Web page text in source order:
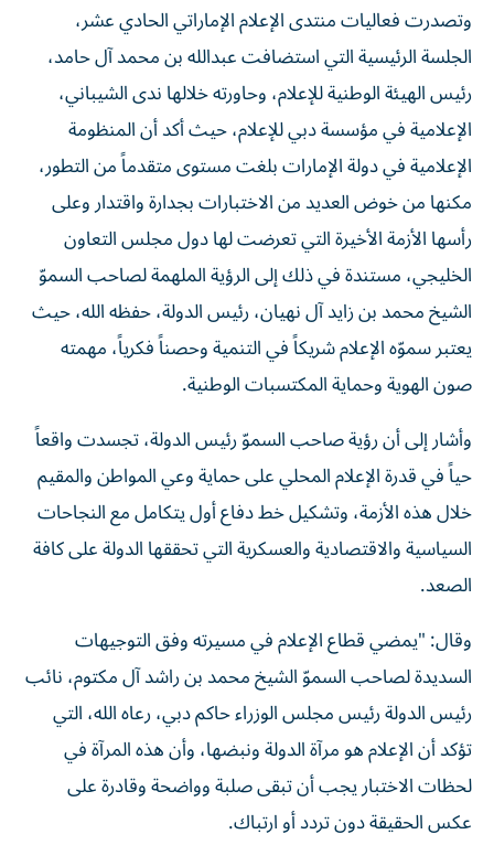
وتصدرت فعاليات منتدى الإعلام الإماراتي الحادي عشر،
الجلسة الرئيسية التي استضافت عبدالله بن محمد آل حامد،
رئيس الهيئة الوطنية للإعلام، وحاورته خلالها ندى الشيباني،
الإعلامية في مؤسسة دبي للإعلام، حيث أكد أن المنظومة
الإعلامية في دولة الإمارات بلغت مستوى متقدماً من التطور،
مكنها من خوض العديد من الاختبارات بجدارة واقتدار وعلى
رأسها الأزمة الأخيرة التي تعرضت لها دول مجلس التعاون
الخليجي، مستندة في ذلك إلى الرؤية الملهمة لصاحب السموّ
الشيخ محمد بن زايد آل نهيان، رئيس الدولة، حفظه الله، حيث
يعتبر سموّه الإعلام شريكاً في التنمية وحصناً فكرياً، مهمته
صون الهوية وحماية المكتسبات الوطنية.
وأشار إلى أن رؤية صاحب السموّ رئيس الدولة، تجسدت واقعاً
حياً في قدرة الإعلام المحلي على حماية وعي المواطن والمقيم
خلال هذه الأزمة، وتشكيل خط دفاع أول يتكامل مع النجاحات
السياسية والاقتصادية والعسكرية التي تحققها الدولة على كافة
الصعد.
وقال: "يمضي قطاع الإعلام في مسيرته وفق التوجيهات
السديدة لصاحب السموّ الشيخ محمد بن راشد آل مكتوم، نائب
رئيس الدولة رئيس مجلس الوزراء حاكم دبي، رعاه الله، التي
تؤكد أن الإعلام هو مرآة الدولة ونبضها، وأن هذه المرآة في
لحظات الاختبار يجب أن تبقى صلبة وواضحة وقادرة على
عكس الحقيقة دون تردد أو ارتباك.